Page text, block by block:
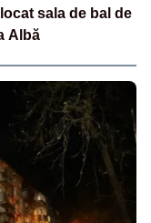
sala de bal de
Albă